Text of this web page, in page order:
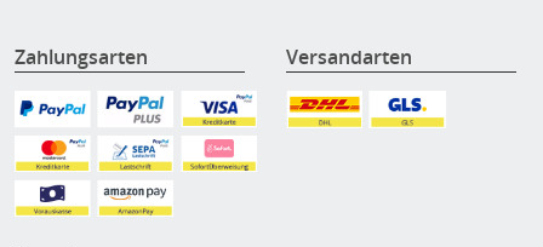
Zahlungsarten Versandarten